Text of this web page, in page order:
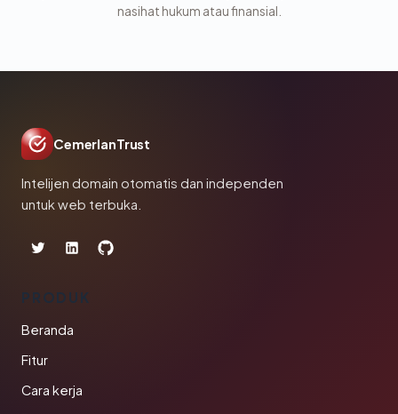
nasihat hukum atau finansial.
CemerlanTrust
Intelijen domain otomatis dan independen
untuk web terbuka.
PRODUK
Beranda
Fitur
Cara kerja